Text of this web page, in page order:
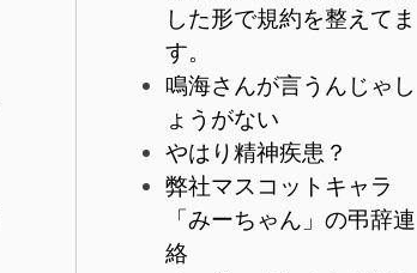
した形で規約を整えてま
す。
鳴海さんが言うんじゃし
ょうがない
やはり精神疾患？
弊社マスコットキャラ
「みーちゃん」の弔辞連
絡